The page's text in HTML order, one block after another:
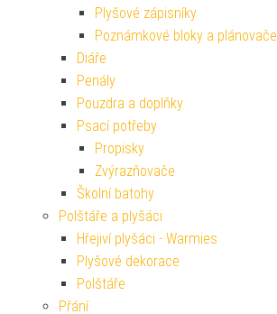
Plyšové zápisníky
Poznámkové bloky a plánovače
Diáře
Penály
Pouzdra a doplňky
Psací potřeby
Propisky
Zvýrazňovače
Školní batohy
Polštáře a plyšáci
Hřejiví plyšáci - Warmies
Plyšové dekorace
Polštáře
Přání